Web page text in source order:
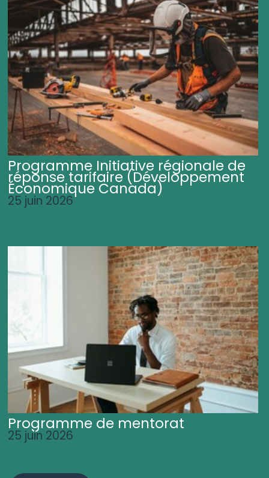
Programme Initiative régionale de
réponse tarifaire (Développement
Économique Canada)
25 juin 2026
Programme de mentorat
25 juin 2026